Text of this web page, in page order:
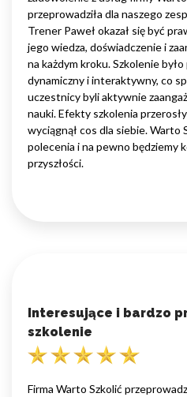
przeprowadziła dla naszego
Trener Paweł okazał się być
jego wiedza, doświadczenie i
na każdym kroku. Szkolenie
dynamiczny i interaktywny, co
uczestnicy byli aktywnie
nauki. Efekty szkolenia
wyciągnął cos dla siebie. Warto
polecenia i na pewno będziemy
przyszłości.
Interesujące i bardzo
szkolenie
Firma Warto Szkolić